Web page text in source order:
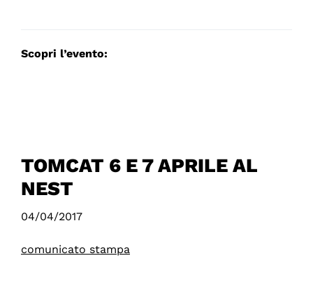
Scopri l’evento:
TOMCAT 6 E 7 APRILE AL
NEST
04/04/2017
comunicato stampa